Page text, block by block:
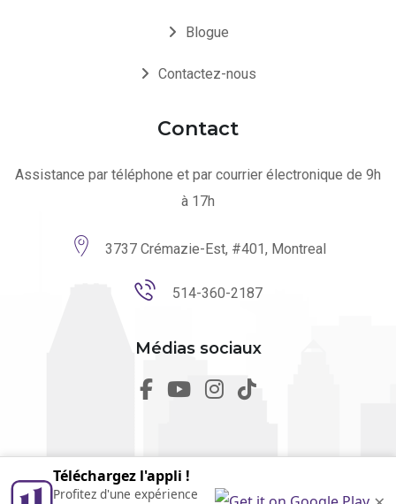
Blogue
Contactez-nous
Contact
Assistance par téléphone et par courrier électronique de 9h
à 17h
3737 Crémazie-Est, #401, Montreal
514-360-2187
Médias sociaux
© 2026 utilmo. Tous droits réservés par Marketing Websites.
Téléchargez l'appli !
Profitez d'une expérience